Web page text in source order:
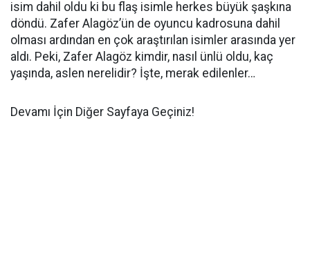
isim dahil oldu ki bu flaş isimle herkes büyük şaşkına
döndü. Zafer Alagöz’ün de oyuncu kadrosuna dahil
olması ardından en çok araştırılan isimler arasında yer
aldı. Peki, Zafer Alagöz kimdir, nasıl ünlü oldu, kaç
yaşında, aslen nerelidir? İşte, merak edilenler…
Devamı İçin Diğer Sayfaya Geçiniz!